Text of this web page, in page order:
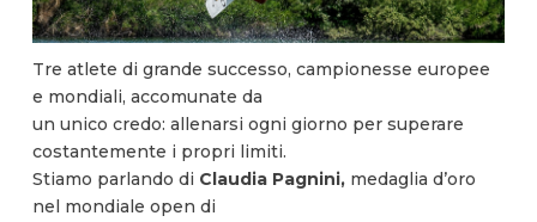
Tre atlete di grande successo, campionesse europee
e mondiali, accomunate da
un unico credo: allenarsi ogni giorno per superare
costantemente i propri limiti.
Stiamo parlando di Claudia Pagnini,medaglia d’oro
nel mondiale open di